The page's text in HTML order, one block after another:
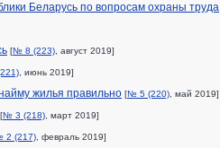
Беларусь по вопросам охраны труда
[№ 8 (223) , август 2019]
, июнь 2019]
жилья правильно [№ 5 (220) , май 2019]
[№ 3 (218) , март 2019]
2 (217) , февраль 2019]